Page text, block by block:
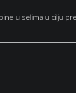
u selima u cilju